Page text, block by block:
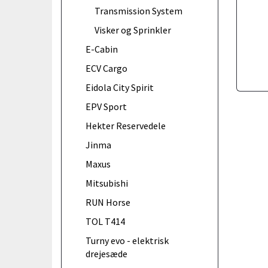
Transmission System
Visker og Sprinkler
E-Cabin
ECV Cargo
Eidola City Spirit
EPV Sport
Hekter Reservedele
Jinma
Maxus
Mitsubishi
RUN Horse
TOL T414
Turny evo - elektrisk
drejesæde